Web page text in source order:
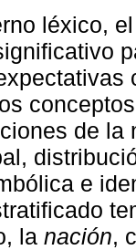
léxico,
de la
e
la nación,